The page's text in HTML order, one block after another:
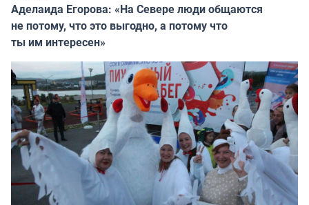
Аделаида Егорова: «На Севере люди общаются
не потому, что это выгодно, а потому что
ты им интересен»